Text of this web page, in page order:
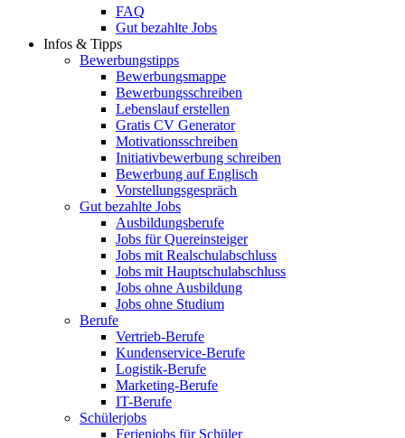
FAQ
Gut bezahlte Jobs
Infos & Tipps
Bewerbungstipps
Bewerbungsmappe
Bewerbungsschreiben
Lebenslauf erstellen
Gratis CV Generator
Motivationsschreiben
Initiativbewerbung schreiben
Bewerbung auf Englisch
Vorstellungsgespräch
Gut bezahlte Jobs
Ausbildungsberufe
Jobs für Quereinsteiger
Jobs mit Realschulabschluss
Jobs mit Hauptschulabschluss
Jobs ohne Ausbildung
Jobs ohne Studium
Berufe
Vertrieb-Berufe
Kundenservice-Berufe
Logistik-Berufe
Marketing-Berufe
IT-Berufe
Schülerjobs
Ferienjobs für Schüler